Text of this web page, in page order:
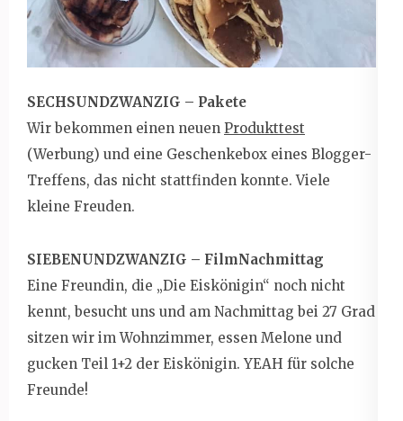
SECHSUNDZWANZIG – Pakete
Wir bekommen einen neuen Produkttest
(Werbung) und eine Geschenkebox eines Blogger-
Treffens, das nicht stattfinden konnte. Viele
kleine Freuden.
SIEBENUNDZWANZIG – FilmNachmittag
Eine Freundin, die „Die Eiskönigin“ noch nicht
kennt, besucht uns und am Nachmittag bei 27 Grad
sitzen wir im Wohnzimmer, essen Melone und
gucken Teil 1+2 der Eiskönigin. YEAH für solche
Freunde!